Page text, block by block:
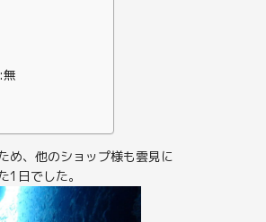
め、他のショップ様も雲見に
1日でした。